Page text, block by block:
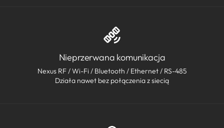
Nieprzerwana komunikacja
Nexus RF / Wi-Fi / Bluetooth / Ethernet / RS-485
Działa nawet bez połączenia z siecią